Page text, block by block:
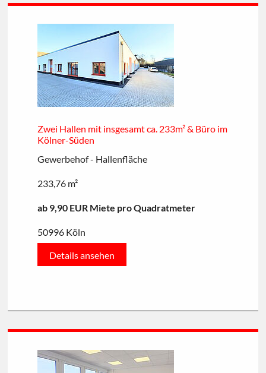
Zwei Hallen mit insgesamt ca. 233m² & Büro im
Kölner-Süden
Gewerbehof - Hallenfläche
233,76 m²
ab 9,90 EUR Miete pro Quadratmeter
50996 Köln
Details ansehen